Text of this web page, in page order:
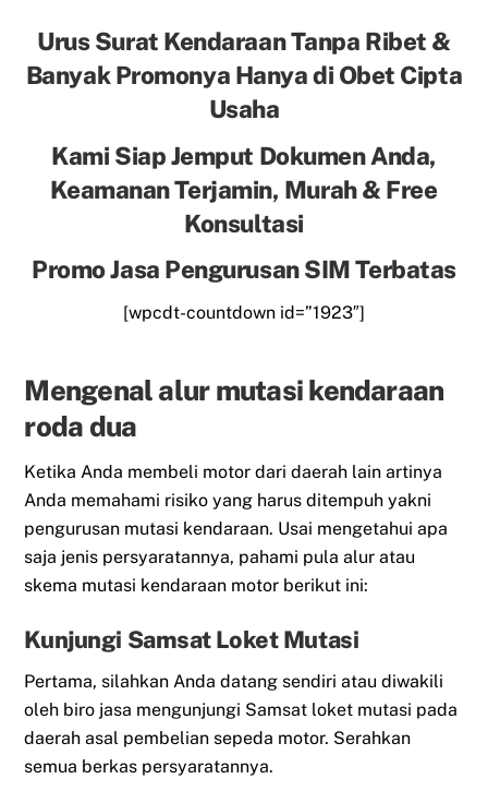
Urus Surat Kendaraan Tanpa Ribet &
Banyak Promonya Hanya di Obet Cipta
Usaha
Kami Siap Jemput Dokumen Anda,
Keamanan Terjamin, Murah & Free
Konsultasi
Promo Jasa Pengurusan SIM Terbatas
[wpcdt-countdown id=”1923″]
Mengenal alur mutasi kendaraan
roda dua
Ketika Anda membeli motor dari daerah lain artinya
Anda memahami risiko yang harus ditempuh yakni
pengurusan mutasi kendaraan. Usai mengetahui apa
saja jenis persyaratannya, pahami pula alur atau
skema mutasi kendaraan motor berikut ini:
Kunjungi Samsat Loket Mutasi
Pertama, silahkan Anda datang sendiri atau diwakili
oleh biro jasa mengunjungi Samsat loket mutasi pada
daerah asal pembelian sepeda motor. Serahkan
semua berkas persyaratannya.